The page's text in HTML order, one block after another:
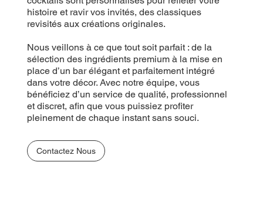
histoire et ravir vos invités, des classiques
revisités aux créations originales.
Nous veillons à ce que tout soit parfait : de la
sélection des ingrédients premium à la mise en
place d’un bar élégant et parfaitement intégré
dans votre décor. Avec notre équipe, vous
bénéficiez d’un service de qualité, professionnel
et discret, afin que vous puissiez profiter
pleinement de chaque instant sans souci.
Contactez Nous